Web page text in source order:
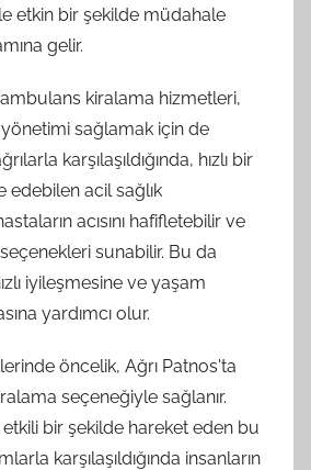
etkin bir şekilde müdahale
gelir.
kiralama hizmetleri,
yönetimi sağlamak için de
karşılaşıldığında, hızlı bir
edebilen acil sağlık
acısını hafifletebilir ve
sunabilir. Bu da
iyileşmesine ve yaşam
yardımcı olur.
öncelik, Ağrı Patnos'ta
seçeneğiyle sağlanır.
etkili bir şekilde hareket eden bu
karşılaşıldığında insanların